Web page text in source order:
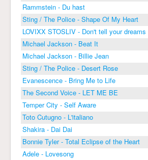
Rammstein - Du hast
Sting / The Police - Shape Of My Heart
LOVIXX STOSLIV - Don't tell your dreams
Michael Jackson - Beat It
Michael Jackson - Billie Jean
Sting / The Police - Desert Rose
Evanescence - Bring Me to Life
The Second Voice - LET ME BE
Temper City - Self Aware
Toto Cutugno - L'italiano
Shakira - Dai Dai
Bonnie Tyler - Total Eclipse of the Heart
Adele - Lovesong